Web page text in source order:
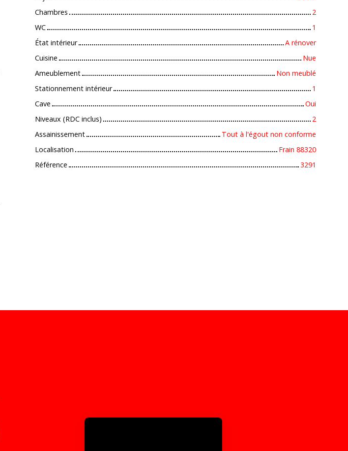
Chambres
2
WC
1
État intérieur
A rénover
Cuisine
Nue
Ameublement
Non meublé
Stationnement intérieur
1
Cave
Oui
Niveaux (RDC inclus)
2
Assainissement
Tout à l'égout non conforme
Localisation
Frain 88320
Référence
3291